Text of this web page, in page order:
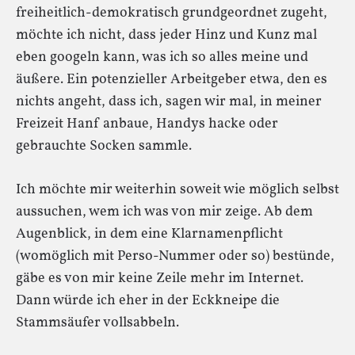
freiheitlich-demokratisch grundgeordnet zugeht,
möchte ich nicht, dass jeder Hinz und Kunz mal
eben googeln kann, was ich so alles meine und
äußere. Ein potenzieller Arbeitgeber etwa, den es
nichts angeht, dass ich, sagen wir mal, in meiner
Freizeit Hanf anbaue, Handys hacke oder
gebrauchte Socken sammle.
Ich möchte mir weiterhin soweit wie möglich selbst
aussuchen, wem ich was von mir zeige. Ab dem
Augenblick, in dem eine Klarnamenpflicht
(womöglich mit Perso-Nummer oder so) bestünde,
gäbe es von mir keine Zeile mehr im Internet.
Dann würde ich eher in der Eckkneipe die
Stammsäufer vollsabbeln.